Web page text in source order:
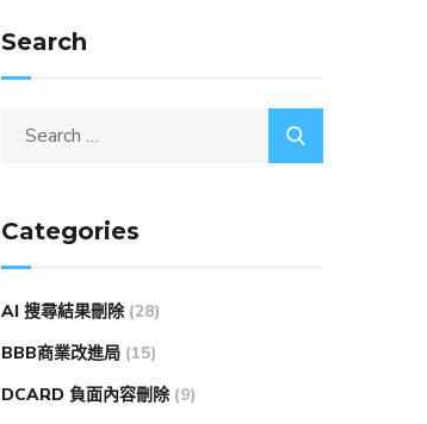
Search
Categories
AI 搜尋結果刪除 (28)
BBB商業改進局 (15)
DCARD 負面內容刪除 (9)